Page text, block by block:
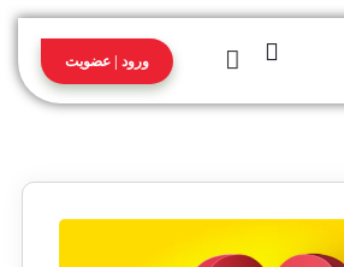
ورود | عضویت